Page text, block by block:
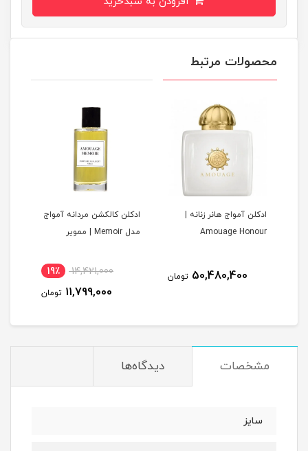
محصولات مرتبط
ادکلن آمواج هانر زنانه |
Amouage Honour
50,480,400 تومان
ادکلن کالکشن مردانه آمواج
مدل Memoir | ممویر
14,421,000 19٪
11,799,000 تومان
مشخصات دیدگاه‌ها
سایز